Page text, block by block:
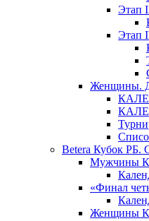
Этап
Этап
Женщины.
Betera Кубок РБ.
Мужчины
«Финал
Женщины